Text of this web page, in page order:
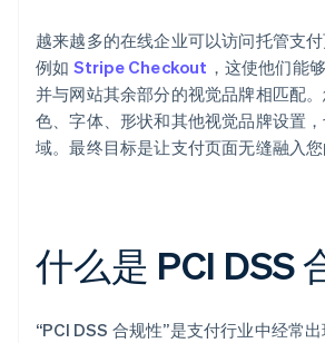
越来越多的在线企业可以访问托管支
例如 Stripe Checkout ，这使他们能
并与网站其余部分的视觉品牌相匹配
色、字体、形状和其他视觉品牌设置
域。最终目标是让支付页面无缝融入您
什么是 PCI DSS
“PCI DSS 合规性”是支付行业中经常